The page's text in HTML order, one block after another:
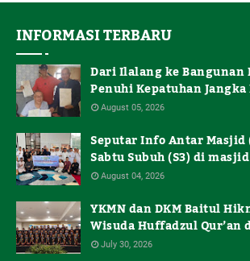
INFORMASI TERBARU
Dari Ilalang ke
Penuhi Kepatuhan
August 05, 2026
Seputar Info Antar Masjid
Sabtu Subuh (S3) di
de Latinos "Beramal
August 04, 2026
YKMN dan DKM Baitul
Wisuda Huffadzul Qur’an
Santri Kelas Akhir
July 30, 2026